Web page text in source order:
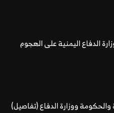
الدفاع اليمنية على الهجوم
ووزارة الدفاع (تفاصيل)